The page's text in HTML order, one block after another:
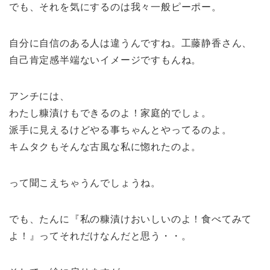
でも、それを気にするのは我々一般ピーポー。
自分に自信のある人は違うんですね。工藤静香さん、
自己肯定感半端ないイメージですもんね。
アンチには、
わたし糠漬けもできるのよ！家庭的でしょ。
派手に見えるけどやる事ちゃんとやってるのよ。
キムタクもそんな古風な私に惚れたのよ。
って聞こえちゃうんでしょうね。
でも、たんに『私の糠漬けおいしいのよ！食べてみて
よ！』ってそれだけなんだと思う・・。